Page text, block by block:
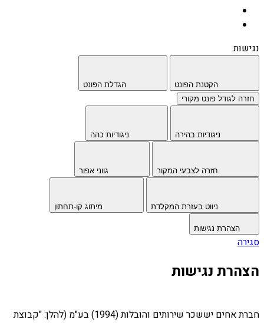
נגישות
הקטנת הפונט
הגדלת הפונט
חזרה לגודל פונט מקורי
ניגודיות בהירה ניגודיות כהה
חזרה לצבעי המקור גווני אפור
ניווט בעזרת המקלדת מיתוג קו-תחתון
סגירה
הצהרת נגישות
חברת אחים יששכר שירותים והובלות (1994) בע"מ (להלן: "קבוצת